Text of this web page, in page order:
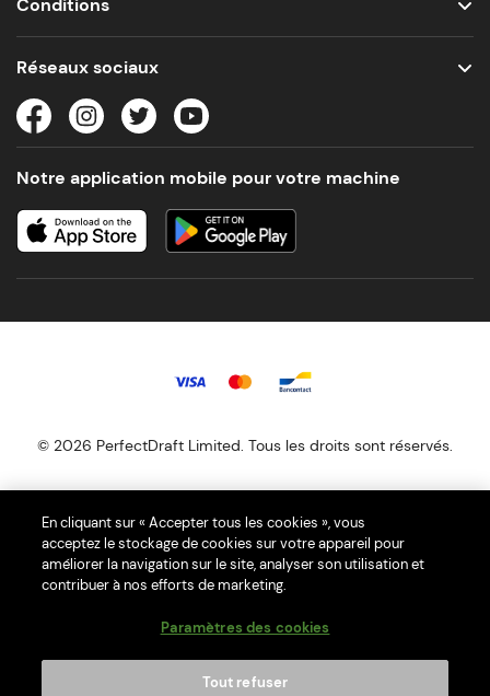
Conditions
Réseaux sociaux
Notre application mobile pour votre machine
© 2026 PerfectDraft Limited. Tous les droits sont réservés.
la bière à domicile avec une sélection de plus de 50 références de
fûts différents.
PerfectDraft Europe SAS est membre du programme de conformité
Ecologic DEEE. Notre numéro UIN est FR044946_052XKI. Veuillez
En cliquant sur « Accepter tous les cookies », vous
acceptez le stockage de cookies sur votre appareil pour
améliorer la navigation sur le site, analyser son utilisation et
contribuer à nos efforts de marketing.
Paramètres des cookies
Tout refuser